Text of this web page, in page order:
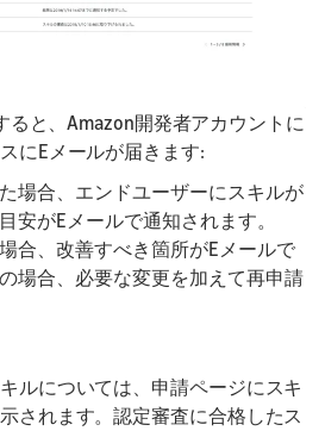
ると、Amazon開発者アカウントに
にEメールが届きます:
場合、エンドユーザーにスキルが
安がEメールで通知されます。
合、改善すべき箇所がEメールで
場合、必要な変更を加えて再申請
ルについては、申請ページにスキ
されます。認定審査に合格したス